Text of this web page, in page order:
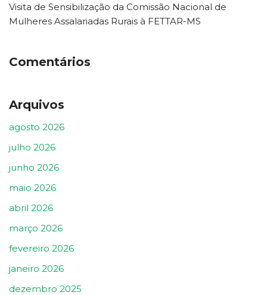
Visita de Sensibilização da Comissão Nacional de
Mulheres Assalariadas Rurais à FETTAR-MS
Comentários
Arquivos
agosto 2026
julho 2026
junho 2026
maio 2026
abril 2026
março 2026
fevereiro 2026
janeiro 2026
dezembro 2025